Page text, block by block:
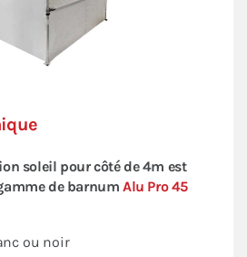
soleil pour côté de 4m est
de barnumAlu Pro 45
ou noir